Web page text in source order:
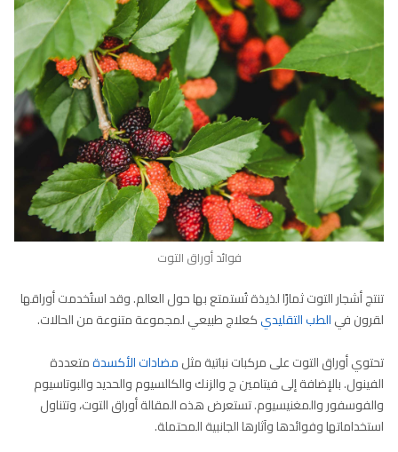
فوائد أوراق التوت
تنتج أشجار التوت ثمارًا لذيذة تُستمتع بها حول العالم. وقد استُخدمت أوراقها
لقرون فيالطب التقليديكعلاج طبيعي لمجموعة متنوعة من الحالات.
تحتوي أوراق التوت على مركبات نباتية مثلمضادات الأكسدةمتعددة
الفينول. بالإضافة إلى فيتامين ج والزنك والكالسيوم والحديد والبوتاسيوم
والفوسفور والمغنيسيوم. تستعرض هذه المقالة أوراق التوت، وتتناول
استخداماتها وفوائدها وآثارها الجانبية المحتملة.